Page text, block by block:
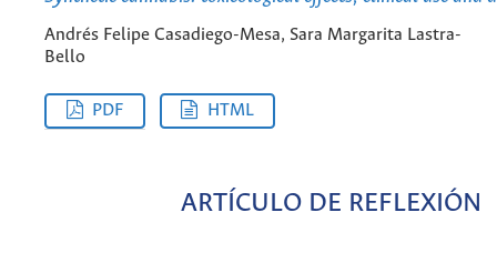
Andrés Felipe Casadiego-Mesa, Sara Margarita Lastra-
Bello
PDF HTML
ARTÍCULO DE REFLEXIÓN